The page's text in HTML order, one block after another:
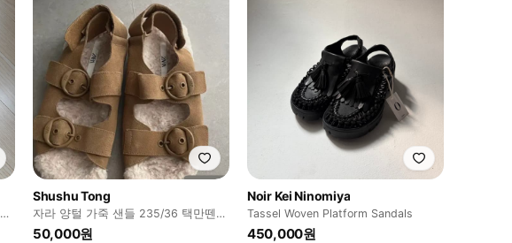
Shushu Tong
자라 양털 가죽 샌들 235/36 택만뗀
새상품
50,000원
Noir Kei Ninomiya
Tassel Woven Platform Sandals
450,000원